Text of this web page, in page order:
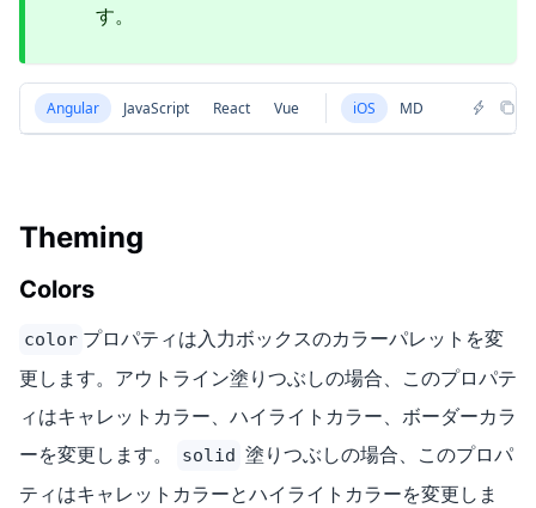
す。
Angular JavaScript React Vue iOS MD
Theming
Colors
color プロパティは入力ボックスのカラーパレットを変
更します。アウトライン塗りつぶしの場合、このプロパテ
ィはキャレットカラー、ハイライトカラー、ボーダーカラ
ーを変更します。
solid 塗りつぶしの場合、このプロパ
ティはキャレットカラーとハイライトカラーを変更しま